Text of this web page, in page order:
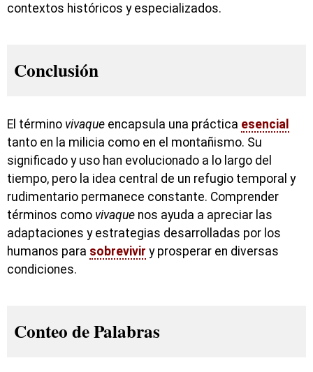
contextos históricos y especializados.
Conclusión
El término vivaque encapsula una práctica esencial
tanto en la milicia como en el montañismo. Su
significado y uso han evolucionado a lo largo del
tiempo, pero la idea central de un refugio temporal y
rudimentario permanece constante. Comprender
términos como vivaque nos ayuda a apreciar las
adaptaciones y estrategias desarrolladas por los
humanos para sobrevivir y prosperar en diversas
condiciones.
Conteo de Palabras